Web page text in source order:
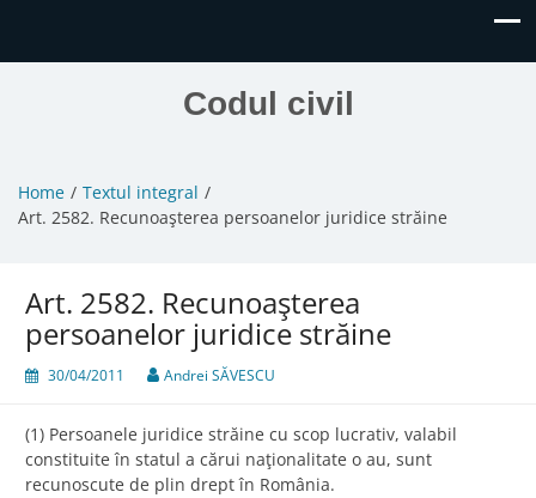
Codul civil
Home
Textul integral
Art. 2582. Recunoaşterea persoanelor juridice străine
Art. 2582. Recunoaşterea
persoanelor juridice străine
30/04/2011 Andrei SĂVESCU
(1) Persoanele juridice străine cu scop lucrativ, valabil
constituite în statul a cărui naţionalitate o au, sunt
recunoscute de plin drept în România.